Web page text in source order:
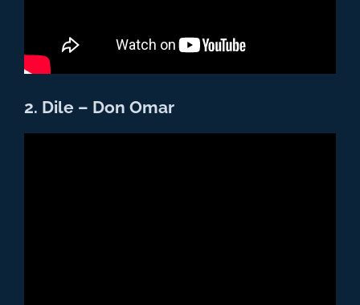
2. Dile – Don Omar